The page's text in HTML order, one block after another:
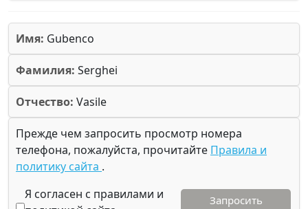
Имя: Gubenco
Фамилия: Serghei
Отчество: Vasile
Прежде чем запросить просмотр номера
телефона, пожалуйста, прочитайте Правила и
политику сайта .
Я согласен с правилами и
Запросить